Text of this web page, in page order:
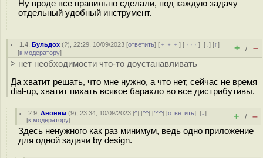
Ну вроде все правильно сделали, под каждую задачу
отдельный удобный инструмент.
1.4 ,Бульдох (?), 22:29, 10/09/2023 [ответить] [ ﹢﹢﹢] [ · · ·][↓] [↑]
[к модератору] + / –
> нет необходимости что-то доустанавливать
Да хватит решать, что мне нужно, а что нет, сейчас не время
dial-up, хватит пихать всякое барахло во все дистрибутивы.
2.9 ,Аноним (9), 23:34, 10/09/2023 [^] [^^] [^^^] [ответить][↓]
[к модератору] + / –
Здесь ненужного как раз минимум, ведь одно приложение
для одной задачи by design.